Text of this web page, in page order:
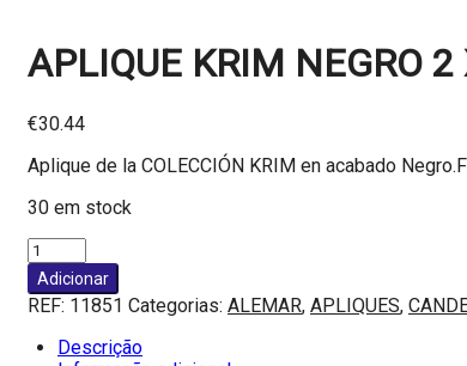
APLIQUE KRIM NEGRO
€30.44
Aplique de la COLECCIÓN KRIM en acabado
30 em stock
Quantidade
de
APLIQUE
KRIM
NEGRO
Adicionar
REF: 11851 Categorias: ALEMAR, APLIQUES,
Descrição